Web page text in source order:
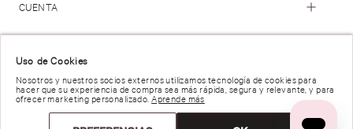
Uso de Cookies
Nosotros y nuestros socios externos utilizamos tecnología de cookies para
hacer que su experiencia de compra sea más rápida, segura y relevante, y para
ofrecer marketing personalizado. Aprende más
CUENTA
Términos de Uso |Privacidad y Seguridad |
Derechos de Privacidad |Preferencias de anuncios |